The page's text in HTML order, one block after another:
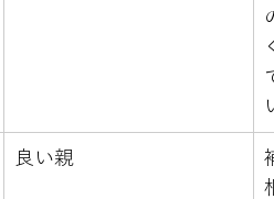
良い親